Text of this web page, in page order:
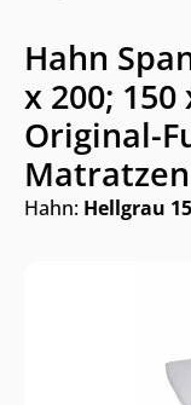
Hahn
x 200; 150
Original-
Hahn: Hellgrau